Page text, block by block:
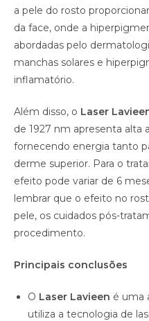
a pele do rosto
da face, onde a
abordadas pelo
manchas solares e
inflamatório.
Além disso, o Laser
de 1927 nm apresenta alta
fornecendo energia tanto
derme superior. Para o
efeito pode variar de 6
lembrar que o efeito no
pele, os cuidados pós-
procedimento.
Principais conclusões
O Laser Lavieen é uma
utiliza a tecnologia de